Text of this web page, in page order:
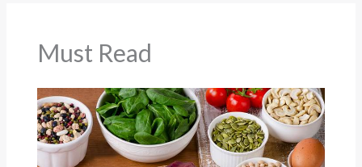
Must Read